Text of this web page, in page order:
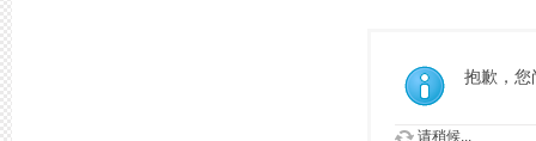
抱歉，您
请稍候...